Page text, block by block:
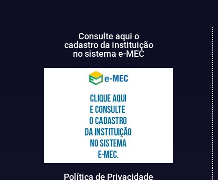
Consulte aqui o
cadastro da instituição
no sistema e-MEC
Política de Privacidade